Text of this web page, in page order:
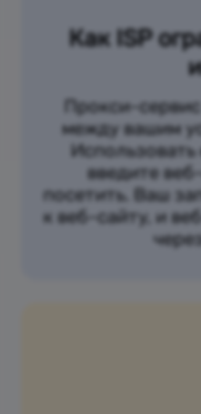
Как ISP
Прокси-
между вашим
Использовать
введите
посетить. Ваш
к веб-сайту, и